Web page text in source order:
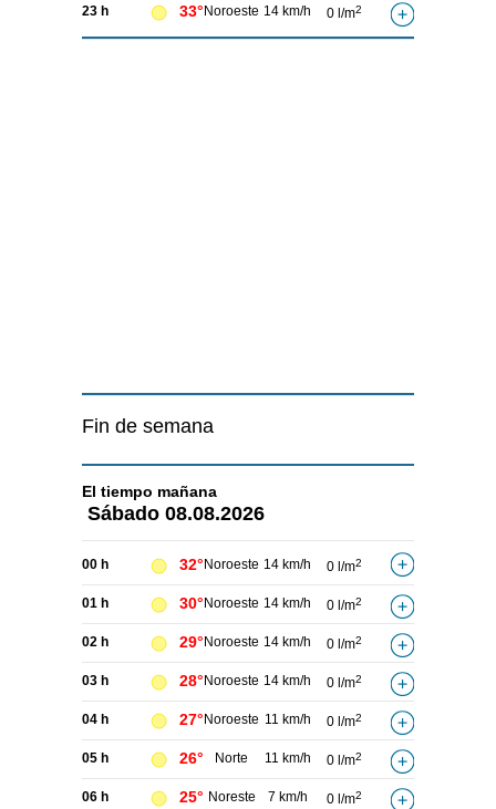
23 h 33° Noroeste 14 km/h 0 l/m2
Fin de semana
El tiempo mañana
Sábado 08.08.2026
00 h 32° Noroeste 14 km/h 0 l/m2
01 h 30° Noroeste 14 km/h 0 l/m2
02 h 29° Noroeste 14 km/h 0 l/m2
03 h 28° Noroeste 14 km/h 0 l/m2
04 h 27° Noroeste 11 km/h 0 l/m2
05 h 26° Norte 11 km/h 0 l/m2
06 h 25° Noreste 7 km/h 0 l/m2